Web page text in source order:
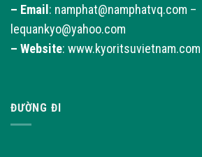
– Email: namphat@namphatvq.com –
lequankyo@yahoo.com
– Website: www.kyoritsuvietnam.com
ĐƯỜNG ĐI